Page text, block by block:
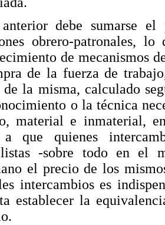
debe sumarse el
obrero-patronales,
de mecanismos
de la fuerza de
de la misma, calculado
o la técnica
material e inmaterial,
que quienes
-sobre todo en el
el precio de los
intercambios es
establecer la